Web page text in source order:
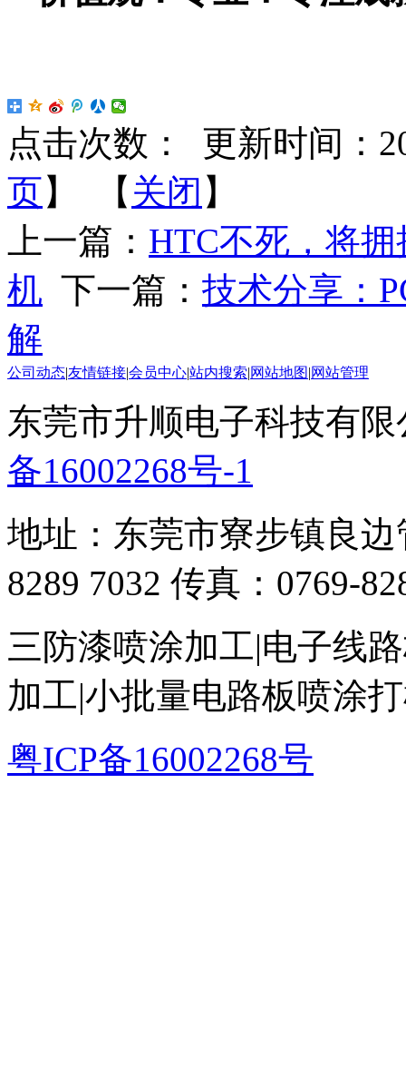
点击次数：
更新时间：
页】 【 关闭 】
上一篇： HTC不死，将
机 下一篇： 技术分享：
解
公司动态友情链接会员中心站内搜索 网站地图 网站管理
东莞市升顺电子科技有
备16002268号-1
地址：东莞市寮步镇良
8289 7032 传真：0769-
三防漆喷涂加工|电子线
加工|小批量电路板喷涂
粤ICP备16002268号